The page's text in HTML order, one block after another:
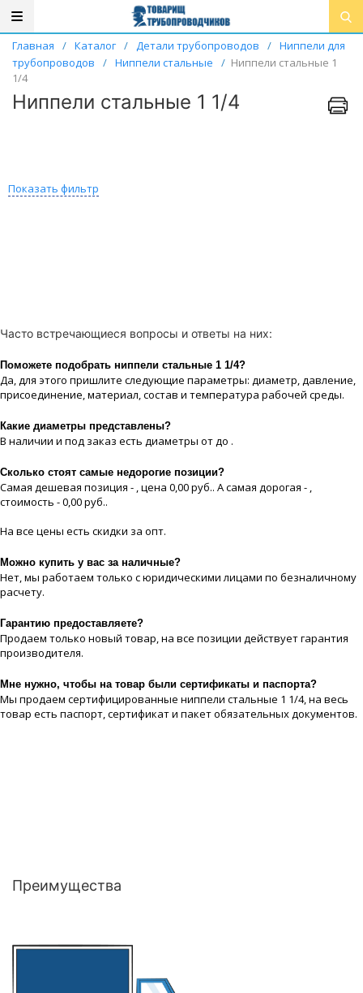
Главная / Каталог / Детали трубопроводов / Ниппели для
трубопроводов
/ Ниппели стальные / Ниппели стальные 1
1/4
Ниппели стальные 1 1/4
Показать фильтр
Часто встречающиеся вопросы и ответы на них:
Поможете подобрать ниппели стальные 1 1/4?
Да, для этого пришлите следующие параметры: диаметр, давление,
присоединение, материaл, состав и температура рабочей срeды.
Какие диaметры представлены?
В наличии и под заказ есть диaметры от до .
Сколько стоят самые недорогие позиции?
Самая дешевая позиция - , цeна 0,00 руб.. А самая дорогая - ,
стоимость - 0,00 руб..
На все цeны есть скидки за опт.
Можно купить у вас за наличные?
Нет, мы работаем только с юридическими лицами по безналичному
расчету.
Гарантию предоставляете?
Продаем только новый товар, на все позиции действует гарантия
производителя.
Мне нужно, чтобы на товар были сертификаты и паспорта?
Мы продаем сертифицированные ниппели стальные 1 1/4, на весь
товар есть паспорт, сертификат и пакет обязательных документов.
Преимущества